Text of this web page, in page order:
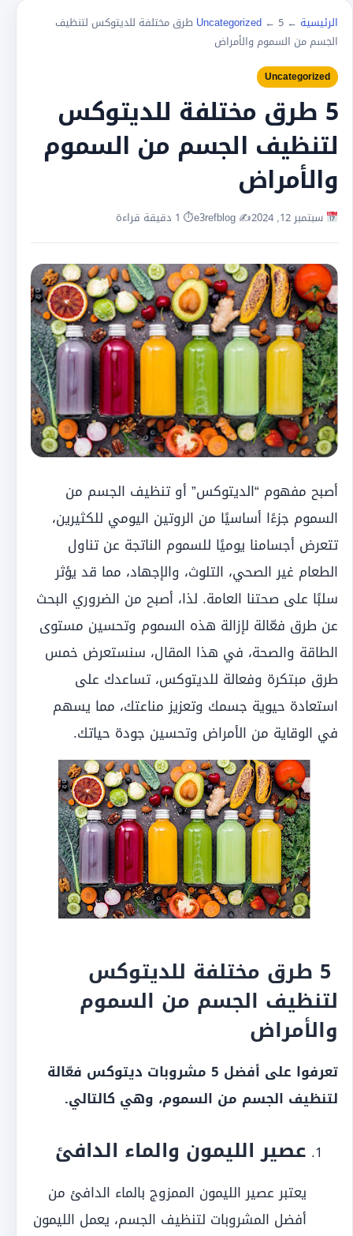
الرئيسية ←
Uncategorized ←
5 طرق مختلفة للديتوكس لتنظيف
الجسم من السموم والأمراض
Uncategorized
5 طرق مختلفة للديتوكس
لتنظيف الجسم من السموم
والأمراض
سبتمبر 12, 2024 ✍️ e3refblog ⏱ 1 دقيقة قراءة
أصبح مفهوم “الديتوكس” أو تنظيف الجسم من
السموم جزءًا أساسيًا من الروتين اليومي للكثيرين،
تتعرض أجسامنا يوميًا للسموم الناتجة عن تناول
الطعام غير الصحي، التلوث، والإجهاد، مما قد يؤثر
سلبًا على صحتنا العامة. لذا، أصبح من الضروري البحث
عن طرق فعّالة لإزالة هذه السموم وتحسين مستوى
الطاقة والصحة، في هذا المقال، سنستعرض خمس
طرق مبتكرة وفعالة للديتوكس، تساعدك على
استعادة حيوية جسمك وتعزيز مناعتك، مما يسهم
في الوقاية من الأمراض وتحسين جودة حياتك.
5 طرق مختلفة للديتوكس
لتنظيف الجسم من السموم
والأمراض
تعرفوا على أفضل 5 مشروبات ديتوكس فعّالة
لتنظيف الجسم من السموم، وهي كالتالي.
عصير الليمون والماء الدافئ
يعتبر عصير الليمون الممزوج بالماء الدافئ من
أفضل المشروبات لتنظيف الجسم، يعمل الليمون